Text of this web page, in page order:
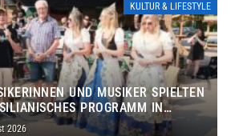
KULTUR & LIFESTYLE
UND MUSIKER SPIELTEN
PROGRAMM IN
2026